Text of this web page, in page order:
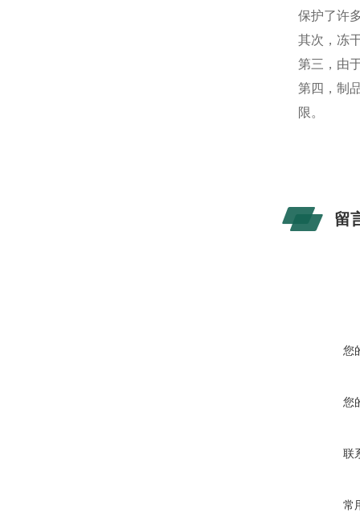
保护了许
其次，冻
第三，由
第四，制
限。
留
您
您
联
常